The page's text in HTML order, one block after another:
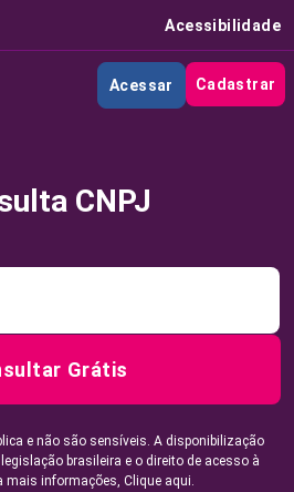
Acessibilidade
Acessar Cadastrar
CNPJ
Grátis
e não são sensíveis. A disponibilização
brasileira e o direito de acesso à
mais informações, Clique aqui.